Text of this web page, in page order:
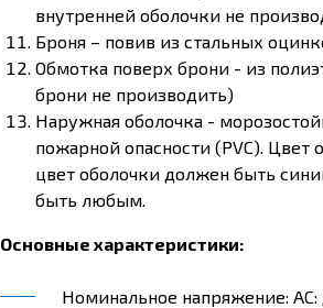
внутренней оболочки не
Броня – повив из стальных
Обмотка поверх брони - из
брони не производить)
Наружная оболочка -
пожарной опасности (PVC).
цвет оболочки должен быть
быть любым.
Основные характеристики:
Номинальное напряжение: AC: